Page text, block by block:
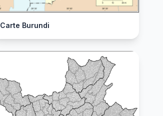
Carte Burundi